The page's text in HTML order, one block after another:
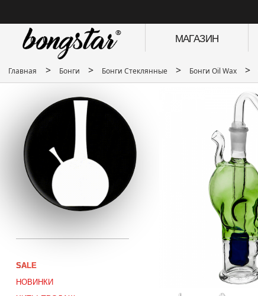
МАГАЗИН
Главная > Бонги > Бонги Стеклянные > Бонги Oil Wax >
SALE
НОВИНКИ